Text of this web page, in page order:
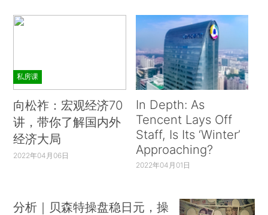
私房课
向松祚：宏观经济70
讲，带你了解国内外
经济大局
2022年04月06日
In Depth: As
Tencent Lays Off
Staff, Is Its ‘Winter’
Approaching?
2022年04月01日
分析｜贝森特操盘稳日元，操